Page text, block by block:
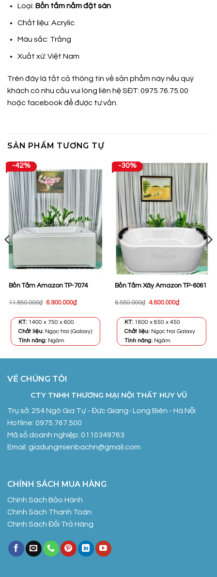
Loại: Bồn tắm nằm đặt sàn
Chất liệu: Acrylic
Màu sắc: Trắng
Xuất xứ: Việt Nam
Trên đây là tất cả thông tin về sản phẩm này nếu quý
khách có nhu cầu vui lòng liên hệ SĐT: 0975.76.75.00
hoặc facebookđể được tư vấn.
SẢN PHẨM TƯƠNG TỰ
-42%
Bồn Tắm Amazon TP-7074
11.850.000₫ Giá
11.850.000₫.
6.900.000₫Giá
KT: 1400 x 750 x 600
Chất liệu: Ngọc trai (Galaxy)
Tính năng: Ngâm
-30%
Bồn Tắm Xây Amazon TP-6061
6.550.000₫ Giá
6.550.000₫.
4.600.000₫Giá
là:
KT: 1800 x 850 x 450
Chất liệu: Ngọc trai Galaxy
Tính năng: Ngâm
VỀ CHÚNG TÔI
CTY TNHH THƯƠNG MẠI NỘI THẤT HUY VŨ
Trụ sở: 254 Ngô Gia Tự - Đức Giang- Long Biên - Hà Nội
Hotline: 0975.767.500
Mã số doanh nghiệp: 0110349763
Email: giadungmienbachn@gmail.com
CHÍNH SÁCH MUA HÀNG
Chính Sách Bảo Hành
Chính Sách Thanh Toán
Chính Sách Đổi Trả Hàng